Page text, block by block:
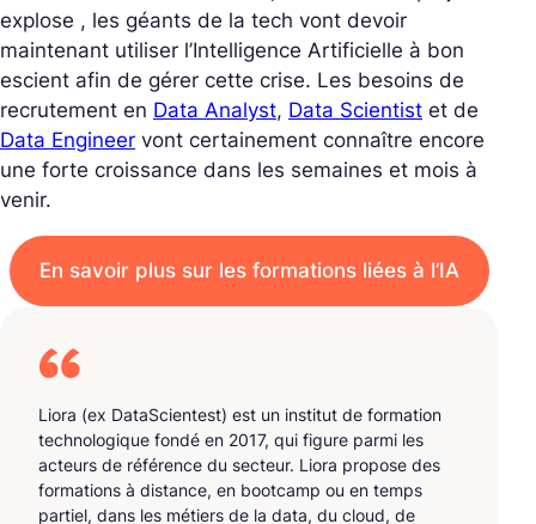
explose , les géants de la tech vont devoir
maintenant utiliser l’Intelligence Artificielle à bon
escient afin de gérer cette crise. Les besoins de
recrutement en Data Analyst, Data Scientist et de
Data Engineer vont certainement connaître encore
une forte croissance dans les semaines et mois à
venir.
En savoir plus sur les formations liées à l’IA
Liora (ex DataScientest) est un institut de formation
technologique fondé en 2017, qui figure parmi les
acteurs de référence du secteur. Liora propose des
formations à distance, en bootcamp ou en temps
partiel, dans les métiers de la data, du cloud, de